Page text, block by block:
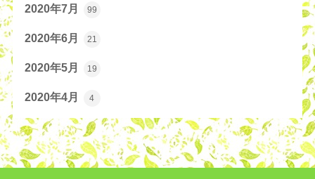
2020年7月 99
2020年6月 21
2020年5月 19
2020年4月 4